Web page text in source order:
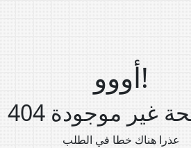
أووو!
غير موجودة
عذرا هناك خطا في الطلب